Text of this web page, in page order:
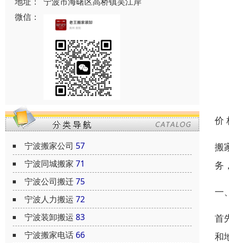
微信：
宁波搬家公司 57
宁波同城搬家 71
宁波公司搬迁75
宁波人力搬运 72
宁波装卸搬运 83
宁波搬家电话 66
价
搬
务
一
首
和